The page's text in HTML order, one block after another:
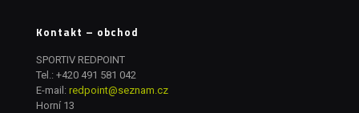
Kontakt – obchod
SPORTIV REDPOINT
Tel.: +420 491 581 042
E-mail: redpoint@seznam.cz
Horní 13